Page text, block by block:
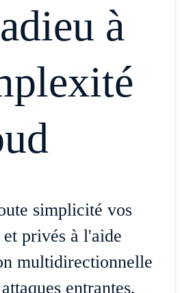
à
simplicité vos
privés à l'aide
multidirectionnelle
entrantes,